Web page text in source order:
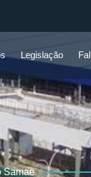
Legislação
Samae